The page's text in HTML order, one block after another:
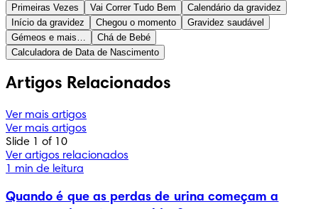
Primeiras Vezes Vai Correr Tudo Bem
Calendário da gravidez
Início da gravidez
Chegou o momento
Gravidez saudável
Gémeos e mais…
Chá de Bebé
Calculadora de Data de Nascimento
Artigos Relacionados
Ver mais artigos
Ver mais artigos
Slide 1 of 10
Ver artigos relacionados
1 min de leitura
Quando é que as perdas de urina começam a